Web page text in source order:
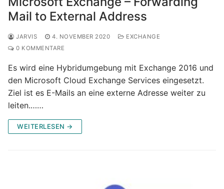
Mail to External Address
JARVIS 4. NOVEMBER 2020
EXCHANGE
0 KOMMENTARE
Es wird eine Hybridumgebung mit Exchange 2016 und
den Microsoft Cloud Exchange Services eingesetzt.
Ziel ist es E-Mails an eine externe Adresse weiter zu
leiten.……
WEITERLESEN →